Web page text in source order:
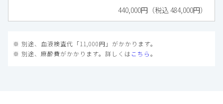
440,000円（税込 484,000円）
別途、血液検査代「11,000円」がかかります。
別途、麻酔費がかかります。詳しくは こちら。